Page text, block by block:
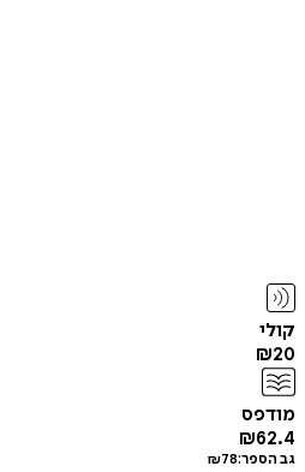
קולי
₪20
מודפס
₪62.4
גב הספר: ₪78